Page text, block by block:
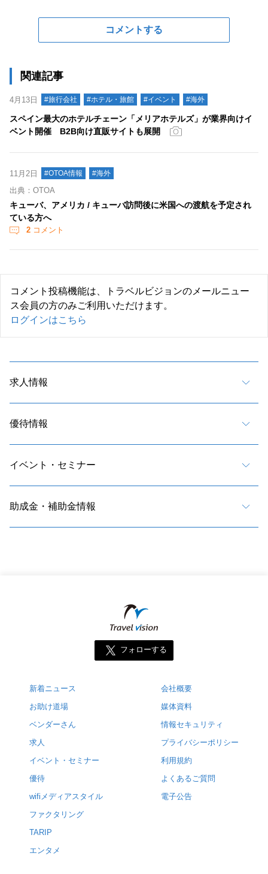
コメントする
関連記事
4月13日 #旅行会社 #ホテル・旅館 #イベント #海外
スペイン最大のホテルチェーン「メリアホテルズ」が業界向けイ
ベント開催 B2B向け直販サイトも展開
11月2日 #OTOA情報 #海外
出典：OTOA
キューバ、アメリカ / キューバ訪問後に米国への渡航を予定され
ている方へ
2 コメント
コメント投稿機能は、トラベルビジョンのメールニュー
ス会員の方のみご利用いただけます。
ログインはこちら
求人情報
優待情報
イベント・セミナー
助成金・補助金情報
フォローする
新着ニュース
お助け道場
ベンダーさん
求人
イベント・セミナー
優待
wifiメディアスタイル
ファクタリング
TARIP
エンタメ
会社概要
媒体資料
情報セキュリティ
プライバシーポリシー
利用規約
よくあるご質問
電子公告